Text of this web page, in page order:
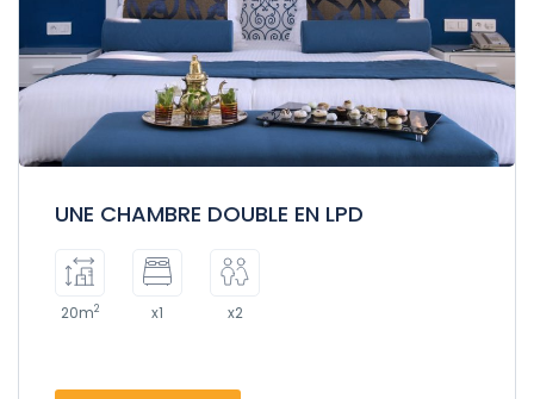
UNE CHAMBRE DOUBLE EN LPD
20m2 x1 x2